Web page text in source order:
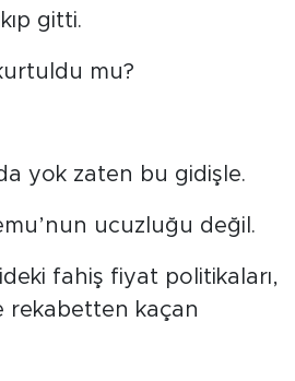
gitti.
mu?
yok zaten bu gidişle.
ucuzluğu değil.
fahiş fiyat politikaları,
rekabetten kaçan